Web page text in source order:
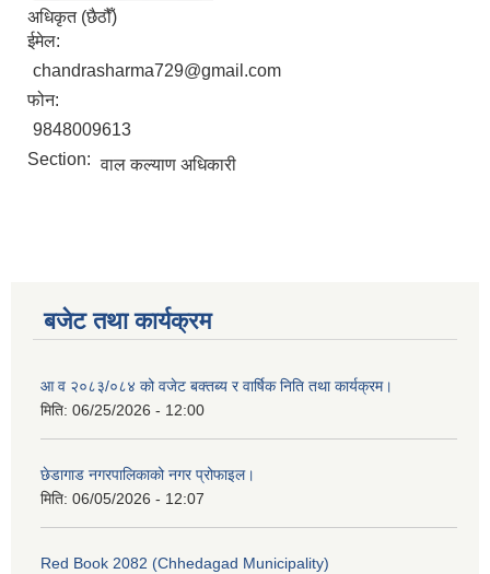
अधिकृत (छैठौँ)
ईमेल:
chandrasharma729@gmail.com
फोन:
9848009613
Section: वाल कल्याण अधिकारी
बजेट तथा कार्यक्रम
आ व २०८३/०८४ को वजेट बक्तब्य र वार्षिक निति तथा कार्यक्रम।
मिति: 06/25/2026 - 12:00
छेडागाड नगरपालिकाको नगर प्रोफाइल।
मिति: 06/05/2026 - 12:07
Red Book 2082 (Chhedagad Municipality)